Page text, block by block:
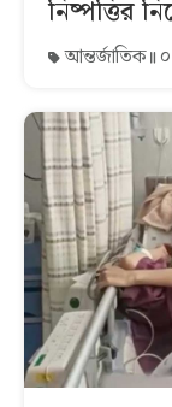
নিষ্পত্তির
আন্তর্জাতিক